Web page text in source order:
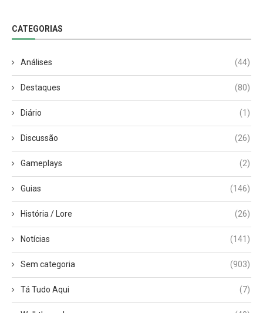
CATEGORIAS
Análises (44)
Destaques (80)
Diário (1)
Discussão (26)
Gameplays (2)
Guias (146)
História / Lore (26)
Notícias (141)
Sem categoria (903)
Tá Tudo Aqui (7)